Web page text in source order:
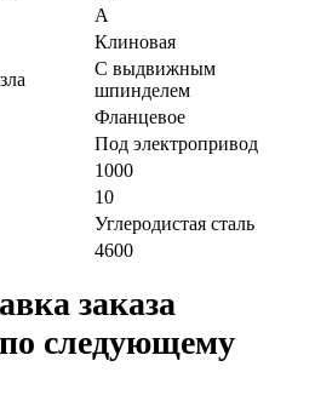
А
Клиновая
С выдвижным
шпинделем
Фланцевое
Под электропривод
1000
10
Углеродистая сталь
4600
заказа
следующему